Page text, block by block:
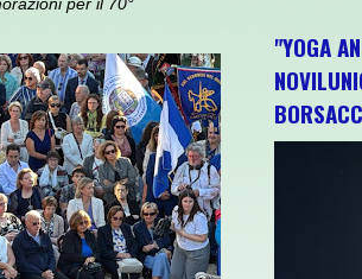
per il 70°
"YOGA